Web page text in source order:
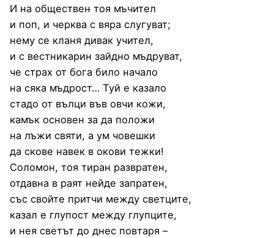
И на обществен тоя мъчител
и поп, и черква с вяра слугуват;
нему се кланя дивак учител,
и с вестникарин зайдно мъдруват,
че страх от бога било начало
на сяка мъдрост… Туй е казало
стадо от вълци във овчи кожи,
камък основен за да положи
на лъжи святи, а ум човешки
да скове навек в окови тежки!
Соломон, тоя тиран развратен,
отдавна в раят нейде запратен,
със свойте притчи между светците,
казал е глупост между глупците,
и нея светът до днес повтаря –